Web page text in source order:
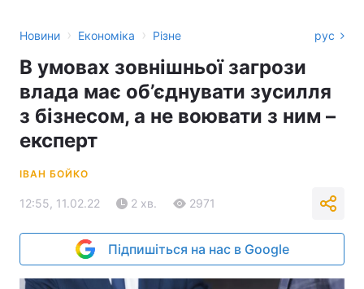
Новини › Економіка › Різне рус
В умовах зовнішньої загрози
влада має об’єднувати зусилля
з бізнесом, а не воювати з ним –
експерт
ІВАН БОЙКО
12:55, 11.02.22 2 хв. 2971
Підпишіться на нас в Google